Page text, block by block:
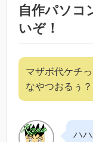
自作パソ
いぞ！
マザボ代ケチ
なやつおるぅ
ハ